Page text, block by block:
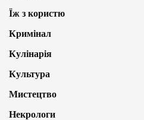
Їж з користю
Кримінал
Кулінарія
Культура
Мистецтво
Некрологи